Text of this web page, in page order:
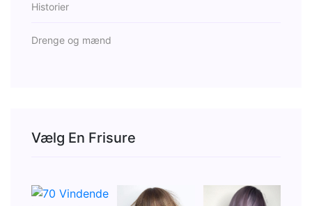
Historier
Drenge og mænd
Vælg En Frisure